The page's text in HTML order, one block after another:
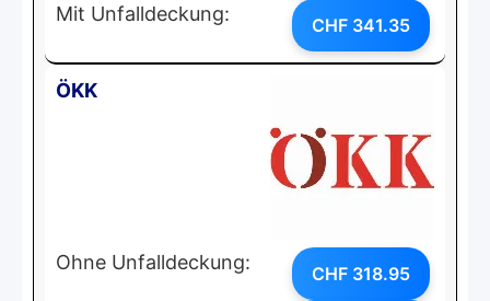
Mit Unfalldeckung: CHF 341.35
ÖKK
Ohne Unfalldeckung: CHF 318.95